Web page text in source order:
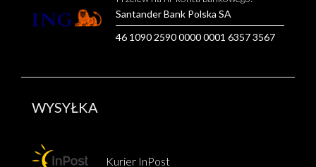
Santander Bank Polska SA
46 1090 2590 0000 0001 6357 3567
WYSYŁKA
Kurier InPost